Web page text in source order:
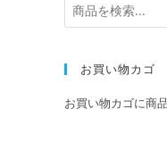
お買い物カゴ
お買い物カゴに商